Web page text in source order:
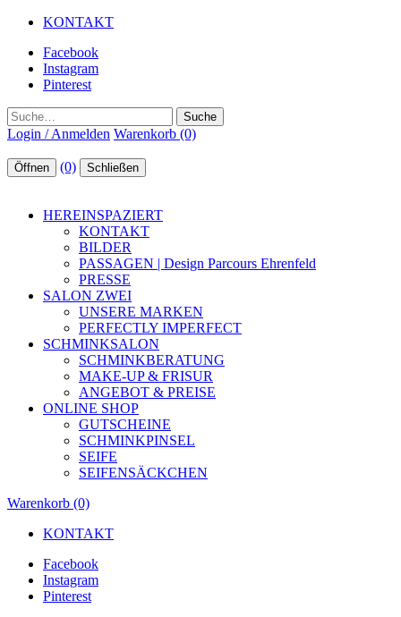
KONTAKT
Facebook
Instagram
Pinterest
Suche
Login / Anmelden Warenkorb (0)
Öffnen (0) Schließen
HEREINSPAZIERT
KONTAKT
BILDER
PASSAGEN | Design Parcours Ehrenfeld
PRESSE
SALON ZWEI
UNSERE MARKEN
PERFECTLY IMPERFECT
SCHMINKSALON
SCHMINKBERATUNG
MAKE-UP & FRISUR
ANGEBOT & PREISE
ONLINE SHOP
GUTSCHEINE
SCHMINKPINSEL
SEIFE
SEIFENSÄCKCHEN
Warenkorb (0)
KONTAKT
Facebook
Instagram
Pinterest